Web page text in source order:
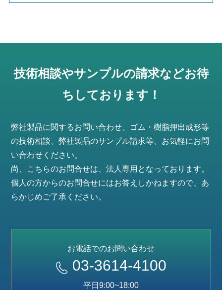
技術相談やサンプルの請求などお待
ちしております！
弊社製品に関するお問い合わせ、ゴム・樹脂押出成形等
の技術相談、弊社製品のサンプル請求等、お気軽にお問
い合わせください。
尚、こちらのお問合せは、法人専用となっております。
個人の方からのお問合せにはお答えしかねますので、あ
らかじめご了承ください。
お電話でのお問い合わせ
03-3614-4100
平日9:00~18:00